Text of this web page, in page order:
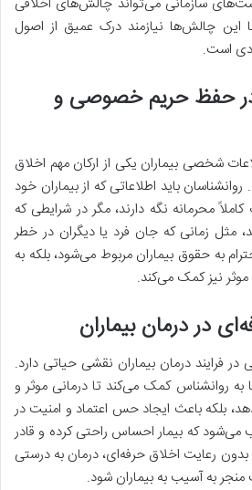
این چالش‌ها نیازمند درک عمیق از اصول
است.
حفظ حریم خصوصی و
شخصی بیماران یکی از ارکان مهم اخلاق
باید اطلاعاتی که از بیماران خود
محرمانه نگه دارند، مگر در شرایطی که
مثل زمانی که جان فرد یا دیگران در خطر
به حقوق بیماران مربوط می‌شود، بلکه به
موثر نیز کمک می‌کند.
در درمان بیماران
در فرایند درمان بیماران نقشی حیاتی دارد.
به روانشناس کمک می‌کند تا درمانی موثر و
بلکه باعث ایجاد حس اعتماد و امنیت در
می‌شود که بیمار احساس راحتی کرده و قادر
رعایت اخلاق حرفه‌ای، درمان به درستی
به آسیب به بیماران شود.